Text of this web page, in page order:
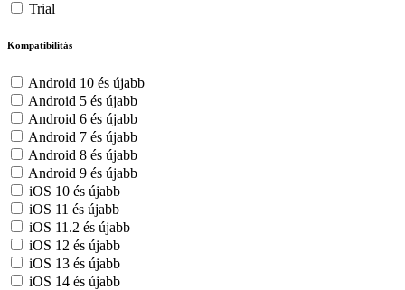
Trial
Kompatibilitás
Android 10 és újabb
Android 5 és újabb
Android 6 és újabb
Android 7 és újabb
Android 8 és újabb
Android 9 és újabb
iOS 10 és újabb
iOS 11 és újabb
iOS 11.2 és újabb
iOS 12 és újabb
iOS 13 és újabb
iOS 14 és újabb